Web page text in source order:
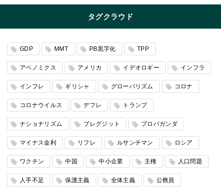
タグクラウド
GDP MMT PB黒字化 TPP
アベノミクス アメリカ イデオロギー インフラ
インフレ ギリシャ グローバリズム コロナ
コロナウイルス デフレ トランプ
ナショナリズム ブレグジット プロパガンダ
マイナス金利 リフレ ルサンチマン ロシア
ワクチン 中国 中小企業 主権 人口問題
人手不足 保護主義 全体主義 公務員